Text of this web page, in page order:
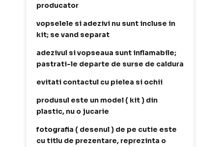
producator
vopselele si adezivi nu sunt incluse in
kit; se vand separat
adezivul si vopseaua sunt inflamabile;
pastrati-le departe de surse de caldura
evitati contactul cu pielea si ochii
produsul este un model ( kit ) din
plastic, nu o jucarie
fotografia ( desenul ) de pe cutie este
cu titlu de prezentare, reprezinta o